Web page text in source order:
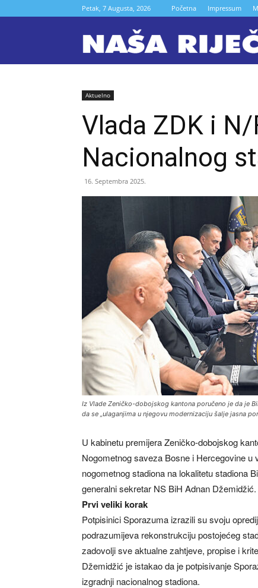
Petak, 7 Augusta, 2026 Početna Impressum
Aktuelno
Vlada ZDK i
Nacionalnog
16. Septembra 2025.
Iz Vlade Zeničko-dobojskog kantona poručeno je da je
da se „ulaganjima u njegovu modernizaciju šalje jasna
U kabinetu premijera Zeničko-dobojskog
Nogometnog saveza Bosne i Hercegovine
nogometnog stadiona na lokalitetu stadiona
generalni sekretar NS BiH Adnan Džemidžić.
Prvi veliki korak
Potpisinici Sporazuma izrazili su svoju
podrazumijeva rekonstrukciju postojećeg
zadovolji sve aktualne zahtjeve, propise i
Džemidžić je istakao da je potpisivanje
izgradnji nacionalnog stadiona.